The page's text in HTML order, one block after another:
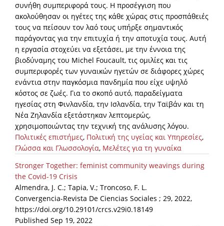
συνήθη συμπεριφορά τους. Η προσέγγιση που
ακολούθησαν οι ηγέτες της κάθε χώρας στις προσπάθειές
τους να πείσουν τον λαό τους υπήρξε σημαντικός
παράγοντας για την επιτυχία ή την αποτυχία τους. Αυτή
η εργασία στοχεύει να εξετάσει, με την έννοια της
βιοδύναμης του Michel Foucault, τις ομιλίες και τις
συμπεριφορές των γυναικών ηγετών σε διάφορες χώρες
ενάντια στην παγκόσμια πανδημία που είχε υψηλό
κόστος σε ζωές. Για το σκοπό αυτό, παραδείγματα
ηγεσίας στη Φινλανδία, την Ισλανδία, την Ταϊβάν και τη
Νέα Ζηλανδία εξετάστηκαν λεπτομερώς,
χρησιμοποιώντας την τεχνική της ανάλυσης λόγου.
Πολιτικές επιστήμες, Πολιτική της υγείας και Υπηρεσίες,
Γλώσσα και Γλωσσολογία, Μελέτες για τη γυναίκα
Stronger Together: feminist community weavings during
the Covid-19 Crisis
Almendra, J. C.; Tapia, V.; Troncoso, F. L.
Convergencia-Revista De Ciencias Sociales ; 29, 2022,
https://doi.org/10.29101/crcs.v29i0.18149
Published Sep 19, 2022